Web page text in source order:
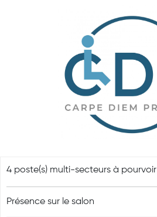
4 poste(s) multi-secteurs à pourvoir
Présence sur le salon